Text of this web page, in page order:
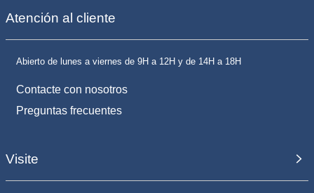
Atención al cliente
Abierto de lunes a viernes de 9H a 12H y de 14H a 18H
Contacte con nosotros
Preguntas frecuentes
Visite